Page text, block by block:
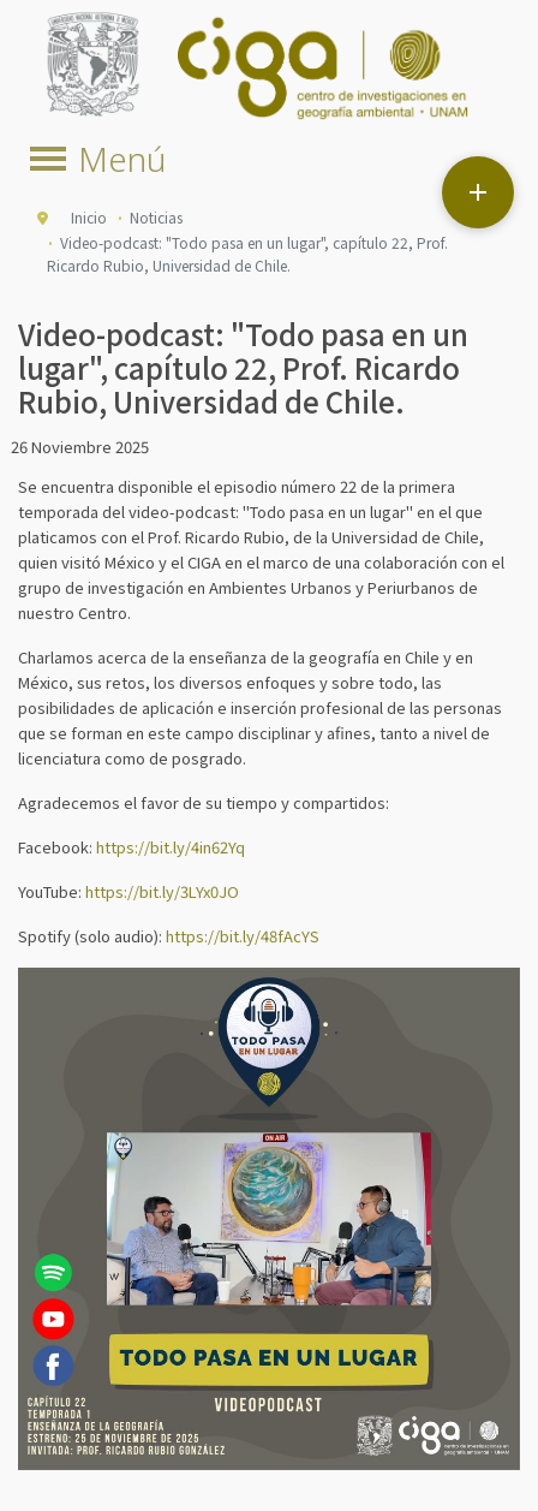

Inicio
Noticias
Video-podcast: "Todo pasa en un lugar", capítulo 22, Prof.
Ricardo Rubio, Universidad de Chile.
Video-podcast: "Todo pasa en un
lugar", capítulo 22, Prof. Ricardo
Rubio, Universidad de Chile.
26 Noviembre 2025
Se encuentra disponible el episodio número 22 de la primera
temporada del video-podcast: "Todo pasa en un lugar" en el que
platicamos con el Prof. Ricardo Rubio, de la Universidad de Chile,
quien visitó México y el CIGA en el marco de una colaboración con el
grupo de investigación en Ambientes Urbanos y Periurbanos de
nuestro Centro.
Charlamos acerca de la enseñanza de la geografía en Chile y en
México, sus retos, los diversos enfoques y sobre todo, las
posibilidades de aplicación e inserción profesional de las personas
que se forman en este campo disciplinar y afines, tanto a nivel de
licenciatura como de posgrado.
Agradecemos el favor de su tiempo y compartidos:
Facebook: https://bit.ly/4in62Yq
YouTube: https://bit.ly/3LYx0JO
Spotify (solo audio): https://bit.ly/48fAcYS